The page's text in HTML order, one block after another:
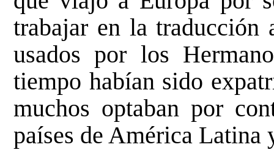
trabajar en la traducción
usados por los
tiempo habían sido
muchos optaban por
países de América Latina